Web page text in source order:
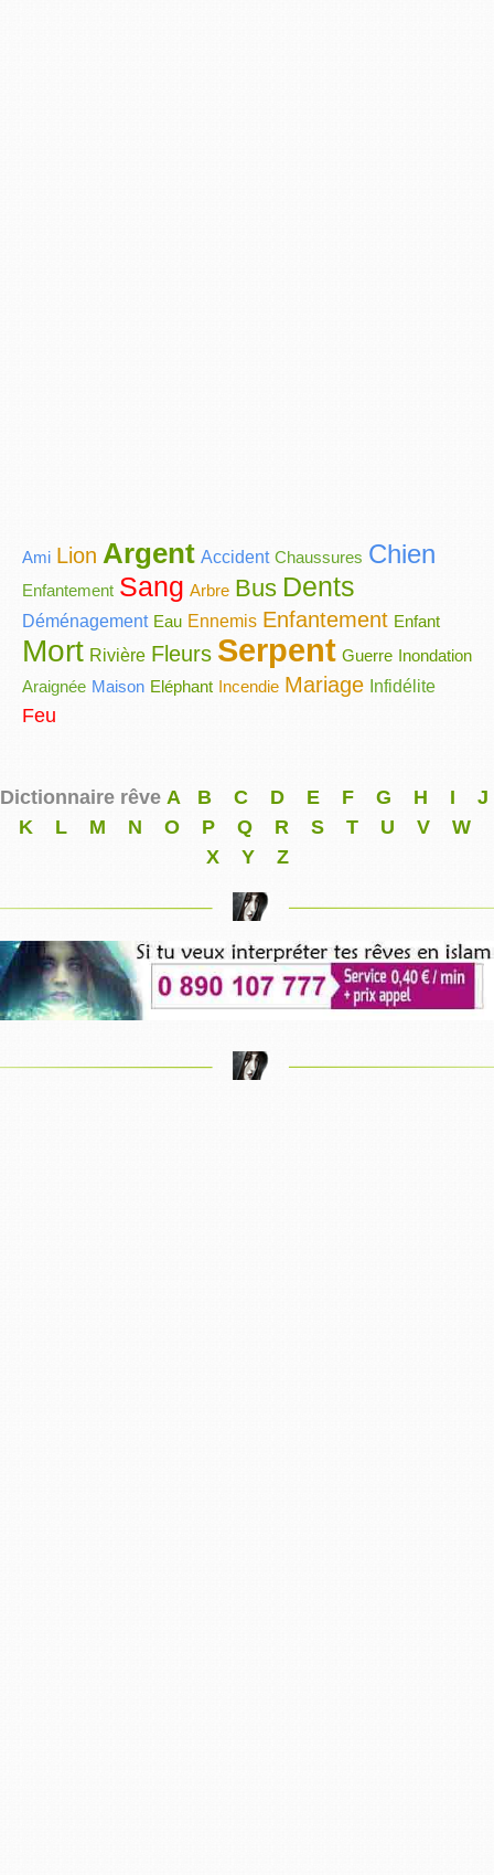
Ami Lion Argent Accident Chaussures Chien
Enfantement Sang Arbre Bus Dents
Déménagement Eau Ennemis Enfantement Enfant
Mort Rivière Fleurs Serpent Guerre Inondation
Araignée Maison Eléphant Incendie Mariage Infidélite
Feu
Dictionnaire rêve A B C D E F G H I
J
K
L M N O P Q R S T U V
W
X
Y Z